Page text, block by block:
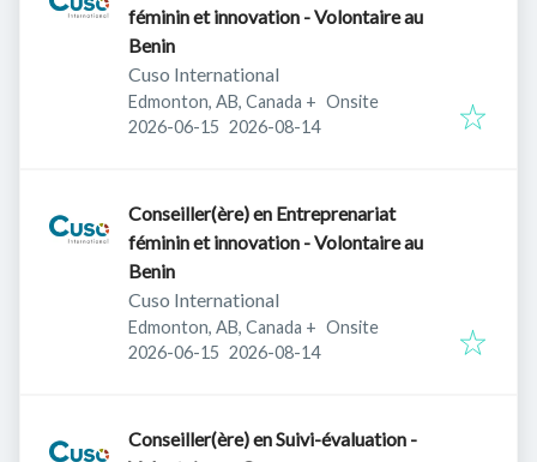
féminin et innovation - Volontaire au
Benin
Cuso International
Edmonton, AB, Canada + Onsite
Published:
2026-06-15 Expires:
2026-08-14
Conseiller(ère) en Entreprenariat
féminin et innovation - Volontaire au
Benin
Cuso International
Edmonton, AB, Canada + Onsite
Published:
2026-06-15 Expires:
2026-08-14
Conseiller(ère) en Suivi-évaluation -